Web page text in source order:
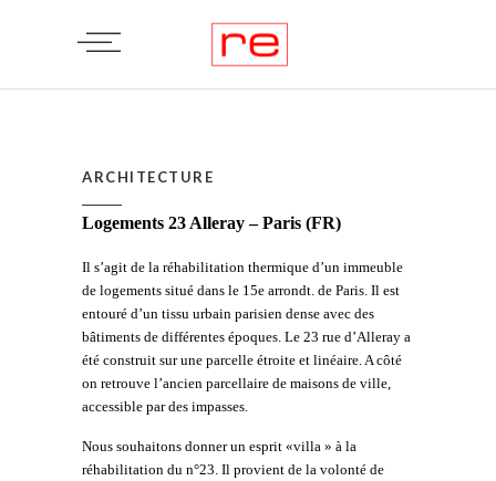
ARCHITECTURE
Logements 23 Alleray – Paris (FR)
Il s’agit de la réhabilitation thermique d’un immeuble
de logements situé dans le 15e arrondt. de Paris. Il est
entouré d’un tissu urbain parisien dense avec des
bâtiments de différentes époques. Le 23 rue d’Alleray a
été construit sur une parcelle étroite et linéaire. A côté
on retrouve l’ancien parcellaire de maisons de ville,
accessible par des impasses.
Nous souhaitons donner un esprit «villa » à la
réhabilitation du n°23. Il provient de la volonté de